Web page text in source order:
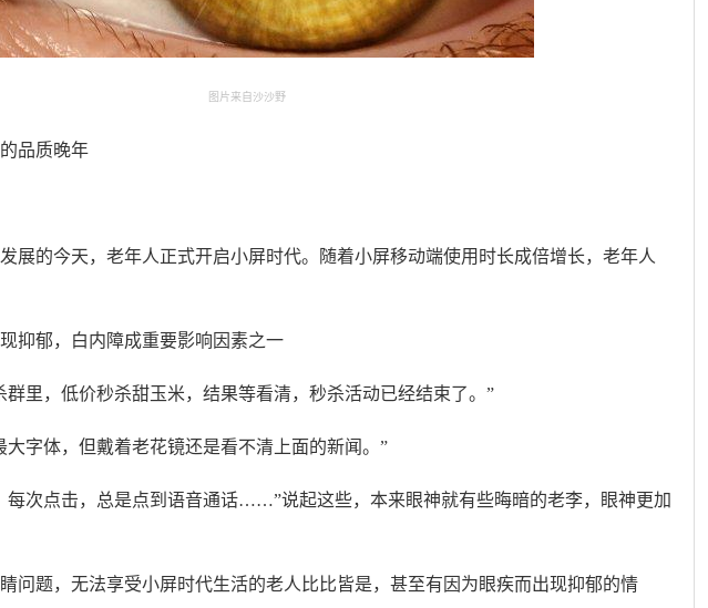
图片来自沙沙野
品质晚年
的今天，老年人正式开启小屏时代。随着小屏移动端使用时长成倍增长，老年人
郁，白内障成重要影响因素之一
里，低价秒杀甜玉米，结果等看清，秒杀活动已经结束了。”
字体，但戴着老花镜还是看不清上面的新闻。”
次点击，总是点到语音通话……”说起这些，本来眼神就有些晦暗的老李，眼神更加
题，无法享受小屏时代生活的老人比比皆是，甚至有因为眼疾而出现抑郁的情